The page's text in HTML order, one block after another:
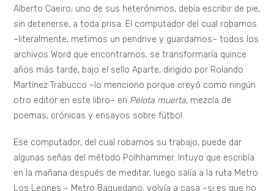
Alberto Caeiro, uno de sus heterónimos, debía escribir de pie,
sin detenerse, a toda prisa. El computador del cual robamos
–literalmente, metimos un pendrive y guardamos– todos los
archivos Word que encontramos, se transformaría quince
años más tarde, bajo el sello Aparte, dirigido por Rolando
Martínez Trabucco –lo menciono porque creyó como ningún
otro editor en este libro– en Pelota muerta, mezcla de
poemas, crónicas y ensayos sobre fútbol.
Ese computador, del cual robamos su trabajo, puede dar
algunas señas del método Polhhammer. Intuyo que escribía
en la mañana después de meditar, luego salía a la ruta Metro
Los Leones – Metro Baquedano, volvía a casa –si es que no